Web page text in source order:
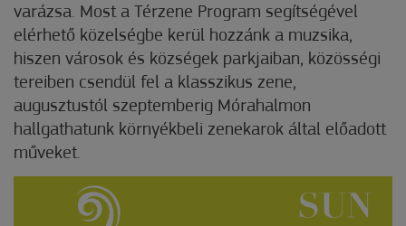
varázsa. Most a Térzene Program segítségével
elérhető közelségbe kerül hozzánk a muzsika,
hiszen városok és községek parkjaiban, közösségi
tereiben csendül fel a klasszikus zene,
augusztustól szeptemberig Mórahalmon
hallgathatunk környékbeli zenekarok által előadott
műveket.